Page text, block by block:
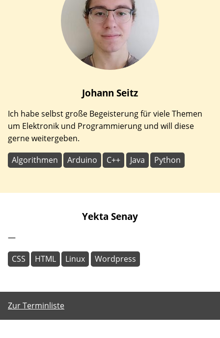
Johann Seitz
Ich habe selbst große Begeisterung für viele Themen
um Elektronik und Programmierung und will diese
gerne weitergeben.
Algorithmen Arduino C++ Java Python
Yekta Senay
—
CSS HTML Linux Wordpress
Zur Terminliste